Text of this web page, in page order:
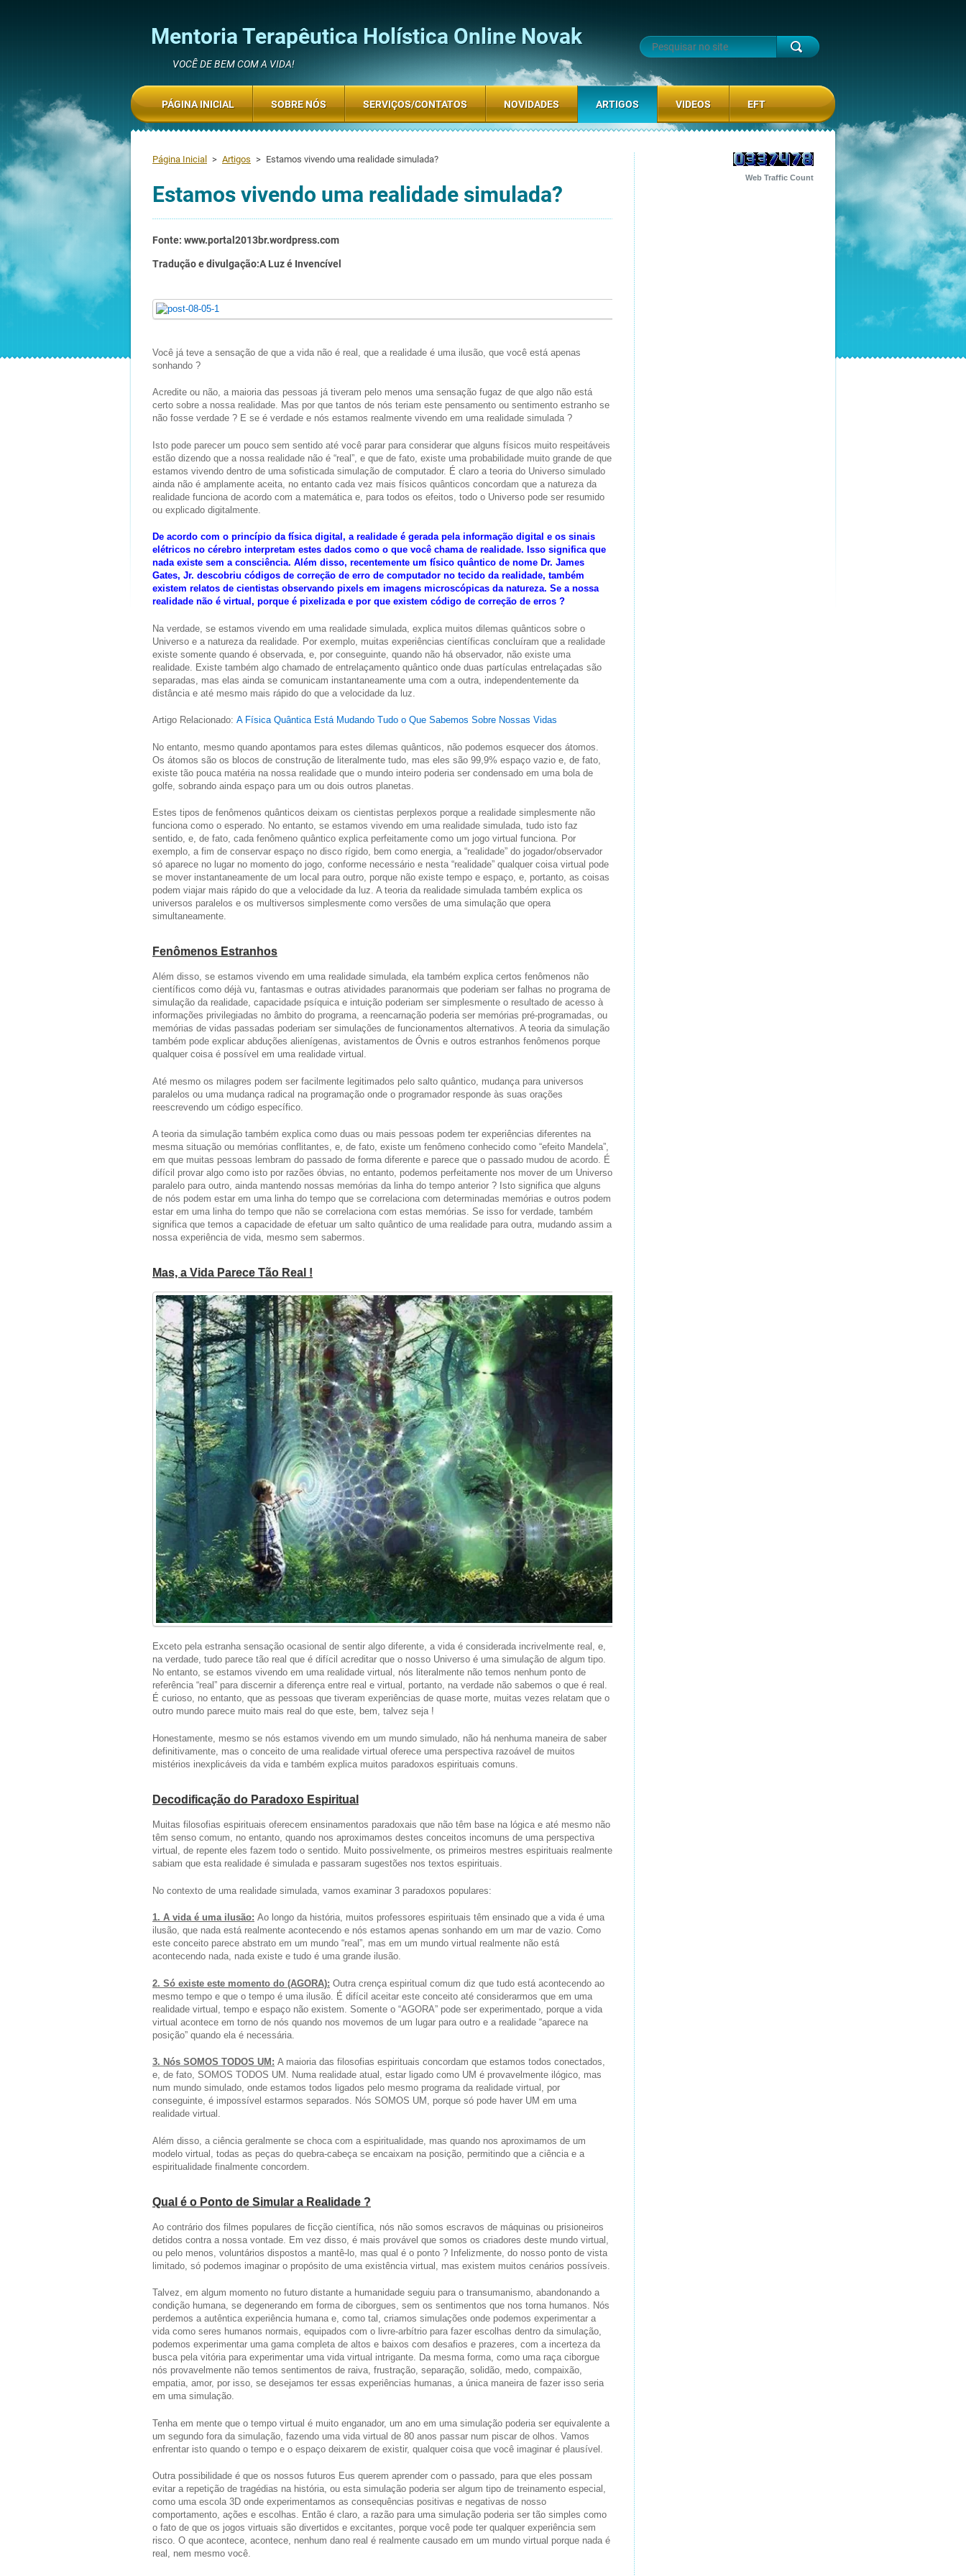
Mentoria Terapêutica Holística Online Novak
VOCÊ DE BEM COM A VIDA!
Página Inicial > Artigos > Estamos vivendo uma realidade simulada?
Estamos vivendo uma realidade simulada?
Fonte: www.portal2013br.wordpress.com
Tradução e divulgação:A Luz é Invencível
Você já teve a sensação de que a vida não é real, que a realidade é uma ilusão, que você está apenas
sonhando ?
Acredite ou não, a maioria das pessoas já tiveram pelo menos uma sensação fugaz de que algo não está
certo sobre a nossa realidade. Mas por que tantos de nós teriam este pensamento ou sentimento estranho se
não fosse verdade ? E se é verdade e nós estamos realmente vivendo em uma realidade simulada ?
Isto pode parecer um pouco sem sentido até você parar para considerar que alguns físicos muito respeitáveis
estão dizendo que a nossa realidade não é “real”, e que de fato, existe uma probabilidade muito grande de que
estamos vivendo dentro de uma sofisticada simulação de computador. É claro a teoria do Universo simulado
ainda não é amplamente aceita, no entanto cada vez mais físicos quânticos concordam que a natureza da
realidade funciona de acordo com a matemática e, para todos os efeitos, todo o Universo pode ser resumido
ou explicado digitalmente.
De acordo com o princípio da física digital, a realidade é gerada pela informação digital e os sinais
elétricos no cérebro interpretam estes dados como o que você chama de realidade. Isso significa que
nada existe sem a consciência. Além disso, recentemente um físico quântico de nome Dr. James
Gates, Jr. descobriu códigos de correção de erro de computador no tecido da realidade, também
existem relatos de cientistas observando pixels em imagens microscópicas da natureza. Se a nossa
realidade não é virtual, porque é pixelizada e por que existem código de correção de erros ?
Na verdade, se estamos vivendo em uma realidade simulada, explica muitos dilemas quânticos sobre o
Universo e a natureza da realidade. Por exemplo, muitas experiências científicas concluíram que a realidade
existe somente quando é observada, e, por conseguinte, quando não há observador, não existe uma
realidade. Existe também algo chamado de entrelaçamento quântico onde duas partículas entrelaçadas são
separadas, mas elas ainda se comunicam instantaneamente uma com a outra, independentemente da
distância e até mesmo mais rápido do que a velocidade da luz.
Artigo Relacionado: A Física Quântica Está Mudando Tudo o Que Sabemos Sobre Nossas Vidas
No entanto, mesmo quando apontamos para estes dilemas quânticos, não podemos esquecer dos átomos.
Os átomos são os blocos de construção de literalmente tudo, mas eles são 99,9% espaço vazio e, de fato,
existe tão pouca matéria na nossa realidade que o mundo inteiro poderia ser condensado em uma bola de
golfe, sobrando ainda espaço para um ou dois outros planetas.
Estes tipos de fenômenos quânticos deixam os cientistas perplexos porque a realidade simplesmente não
funciona como o esperado. No entanto, se estamos vivendo em uma realidade simulada, tudo isto faz
sentido, e, de fato, cada fenômeno quântico explica perfeitamente como um jogo virtual funciona. Por
exemplo, a fim de conservar espaço no disco rígido, bem como energia, a “realidade” do jogador/observador
só aparece no lugar no momento do jogo, conforme necessário e nesta “realidade” qualquer coisa virtual pode
se mover instantaneamente de um local para outro, porque não existe tempo e espaço, e, portanto, as coisas
podem viajar mais rápido do que a velocidade da luz. A teoria da realidade simulada também explica os
universos paralelos e os multiversos simplesmente como versões de uma simulação que opera
simultaneamente.
Fenômenos Estranhos
Além disso, se estamos vivendo em uma realidade simulada, ela também explica certos fenômenos não
científicos como déjà vu, fantasmas e outras atividades paranormais que poderiam ser falhas no programa de
simulação da realidade, capacidade psíquica e intuição poderiam ser simplesmente o resultado de acesso à
informações privilegiadas no âmbito do programa, a reencarnação poderia ser memórias pré-programadas, ou
memórias de vidas passadas poderiam ser simulações de funcionamentos alternativos. A teoria da simulação
também pode explicar abduções alienígenas, avistamentos de Óvnis e outros estranhos fenômenos porque
qualquer coisa é possível em uma realidade virtual.
Até mesmo os milagres podem ser facilmente legitimados pelo salto quântico, mudança para universos
paralelos ou uma mudança radical na programação onde o programador responde às suas orações
reescrevendo um código específico.
A teoria da simulação também explica como duas ou mais pessoas podem ter experiências diferentes na
mesma situação ou memórias conflitantes, e, de fato, existe um fenômeno conhecido como “efeito Mandela”,
em que muitas pessoas lembram do passado de forma diferente e parece que o passado mudou de acordo. É
difícil provar algo como isto por razões óbvias, no entanto, podemos perfeitamente nos mover de um Universo
paralelo para outro, ainda mantendo nossas memórias da linha do tempo anterior ? Isto significa que alguns
de nós podem estar em uma linha do tempo que se correlaciona com determinadas memórias e outros podem
estar em uma linha do tempo que não se correlaciona com estas memórias. Se isso for verdade, também
significa que temos a capacidade de efetuar um salto quântico de uma realidade para outra, mudando assim a
nossa experiência de vida, mesmo sem sabermos.
Mas, a Vida Parece Tão Real !
Exceto pela estranha sensação ocasional de sentir algo diferente, a vida é considerada incrivelmente real, e,
na verdade, tudo parece tão real que é difícil acreditar que o nosso Universo é uma simulação de algum tipo.
No entanto, se estamos vivendo em uma realidade virtual, nós literalmente não temos nenhum ponto de
referência “real” para discernir a diferença entre real e virtual, portanto, na verdade não sabemos o que é real.
É curioso, no entanto, que as pessoas que tiveram experiências de quase morte, muitas vezes relatam que o
outro mundo parece muito mais real do que este, bem, talvez seja !
Honestamente, mesmo se nós estamos vivendo em um mundo simulado, não há nenhuma maneira de saber
definitivamente, mas o conceito de uma realidade virtual oferece uma perspectiva razoável de muitos
mistérios inexplicáveis da vida e também explica muitos paradoxos espirituais comuns.
Decodificação do Paradoxo Espiritual
Muitas filosofias espirituais oferecem ensinamentos paradoxais que não têm base na lógica e até mesmo não
têm senso comum, no entanto, quando nos aproximamos destes conceitos incomuns de uma perspectiva
virtual, de repente eles fazem todo o sentido. Muito possivelmente, os primeiros mestres espirituais realmente
sabiam que esta realidade é simulada e passaram sugestões nos textos espirituais.
No contexto de uma realidade simulada, vamos examinar 3 paradoxos populares:
1. A vida é uma ilusão: Ao longo da história, muitos professores espirituais têm ensinado que a vida é uma
ilusão, que nada está realmente acontecendo e nós estamos apenas sonhando em um mar de vazio. Como
este conceito parece abstrato em um mundo “real”, mas em um mundo virtual realmente não está
acontecendo nada, nada existe e tudo é uma grande ilusão.
2. Só existe este momento do (AGORA): Outra crença espiritual comum diz que tudo está acontecendo ao
mesmo tempo e que o tempo é uma ilusão. É difícil aceitar este conceito até considerarmos que em uma
realidade virtual, tempo e espaço não existem. Somente o “AGORA” pode ser experimentado, porque a vida
virtual acontece em torno de nós quando nos movemos de um lugar para outro e a realidade “aparece na
posição” quando ela é necessária.
3. Nós SOMOS TODOS UM: A maioria das filosofias espirituais concordam que estamos todos conectados,
e, de fato, SOMOS TODOS UM. Numa realidade atual, estar ligado como UM é provavelmente ilógico, mas
num mundo simulado, onde estamos todos ligados pelo mesmo programa da realidade virtual, por
conseguinte, é impossível estarmos separados. Nós SOMOS UM, porque só pode haver UM em uma
realidade virtual.
Além disso, a ciência geralmente se choca com a espiritualidade, mas quando nos aproximamos de um
modelo virtual, todas as peças do quebra-cabeça se encaixam na posição, permitindo que a ciência e a
espiritualidade finalmente concordem.
Qual é o Ponto de Simular a Realidade ?
Ao contrário dos filmes populares de ficção científica, nós não somos escravos de máquinas ou prisioneiros
detidos contra a nossa vontade. Em vez disso, é mais provável que somos os criadores deste mundo virtual,
ou pelo menos, voluntários dispostos a mantê-lo, mas qual é o ponto ? Infelizmente, do nosso ponto de vista
limitado, só podemos imaginar o propósito de uma existência virtual, mas existem muitos cenários possíveis.
Talvez, em algum momento no futuro distante a humanidade seguiu para o transumanismo, abandonando a
condição humana, se degenerando em forma de ciborgues, sem os sentimentos que nos torna humanos. Nós
perdemos a autêntica experiência humana e, como tal, criamos simulações onde podemos experimentar a
vida como seres humanos normais, equipados com o livre-arbítrio para fazer escolhas dentro da simulação,
podemos experimentar uma gama completa de altos e baixos com desafios e prazeres, com a incerteza da
busca pela vitória para experimentar uma vida virtual intrigante. Da mesma forma, como uma raça ciborgue
nós provavelmente não temos sentimentos de raiva, frustração, separação, solidão, medo, compaixão,
empatia, amor, por isso, se desejamos ter essas experiências humanas, a única maneira de fazer isso seria
em uma simulação.
Tenha em mente que o tempo virtual é muito enganador, um ano em uma simulação poderia ser equivalente a
um segundo fora da simulação, fazendo uma vida virtual de 80 anos passar num piscar de olhos. Vamos
enfrentar isto quando o tempo e o espaço deixarem de existir, qualquer coisa que você imaginar é plausível.
Outra possibilidade é que os nossos futuros Eus querem aprender com o passado, para que eles possam
evitar a repetição de tragédias na história, ou esta simulação poderia ser algum tipo de treinamento especial,
como uma escola 3D onde experimentamos as consequências positivas e negativas de nosso
comportamento, ações e escolhas. Então é claro, a razão para uma simulação poderia ser tão simples como
o fato de que os jogos virtuais são divertidos e excitantes, porque você pode ter qualquer experiência sem
risco. O que acontece, acontece, nenhum dano real é realmente causado em um mundo virtual porque nada é
real, nem mesmo você.
Web Traffic Count
PÁGINA INICIAL SOBRE NÓS SERVIÇOS/CONTATOS NOVIDADES ARTIGOS VIDEOS EFT